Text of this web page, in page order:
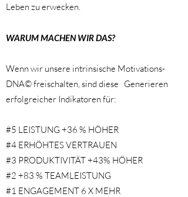
Leben zu erwecken.
WARUM MACHEN WIR DAS?
Wenn wir unsere intrinsische Motivations-
DNA© freischalten, sind diese Generieren
erfolgreicher Indikatoren für: ​
#5 LEISTUNG +36 % HÖHER
#4 ERHÖHTES VERTRAUEN
#3 PRODUKTIVITÄT +43% HÖHER
#2 +83 % TEAMLEISTUNG
#1 ENGAGEMENT 6 X MEHR